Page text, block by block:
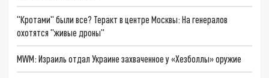
"Кротами" были все? Теракт в центре Москвы: На генералов
охотятся "живые дроны"
MWM: Израиль отдал Украине захваченное у «Хезболлы» оружие